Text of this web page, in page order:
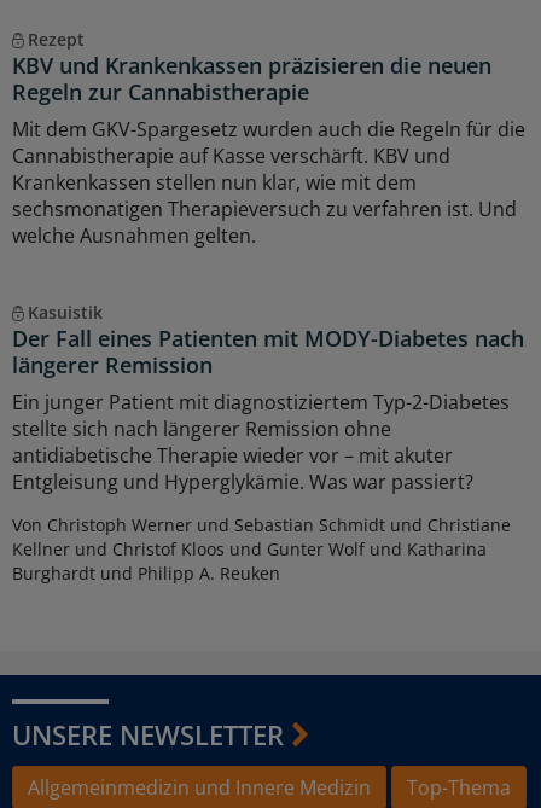
Rezept
KBV und Krankenkassen präzisieren die neuen
Regeln zur Cannabistherapie
Mit dem GKV-Spargesetz wurden auch die Regeln für die
Cannabistherapie auf Kasse verschärft. KBV und
Krankenkassen stellen nun klar, wie mit dem
sechsmonatigen Therapieversuch zu verfahren ist. Und
welche Ausnahmen gelten.
Kasuistik
Der Fall eines Patienten mit MODY-Diabetes nach
längerer Remission
Ein junger Patient mit diagnostiziertem Typ-2-Diabetes
stellte sich nach längerer Remission ohne
antidiabetische Therapie wieder vor – mit akuter
Entgleisung und Hyperglykämie. Was war passiert?
Von Christoph Werner und Sebastian Schmidt und Christiane
Kellner und Christof Kloos und Gunter Wolf und Katharina
Burghardt und Philipp A. Reuken
UNSERE NEWSLETTER
Allgemeinmedizin und Innere Medizin Top-Thema